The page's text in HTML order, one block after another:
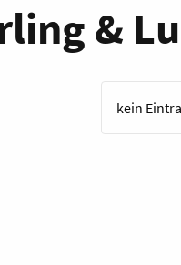
&
kein